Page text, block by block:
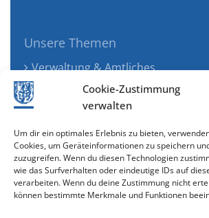
Cookie-Zustimmung
verwalten
Um dir ein optimales Erlebnis zu bieten,
Cookies, um Geräteinformationen zu speichern
zuzugreifen. Wenn du diesen Technologien
wie das Surfverhalten oder eindeutige IDs auf
verarbeiten. Wenn du deine Zustimmung nicht
können bestimmte Merkmale und Funktionen
Unsere Themen
Verwaltung & Amtliches
Jugend, Familie & Gesundheit
Tourismus, Freizeit & Ökologie
Wirtschaft & Verkehr
Senioren & Inklusion